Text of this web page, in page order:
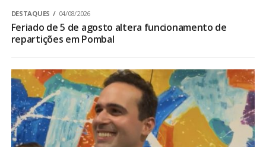
DESTAQUES 04/08/2026
Feriado de 5 de agosto altera funcionamento de
repartições em Pombal